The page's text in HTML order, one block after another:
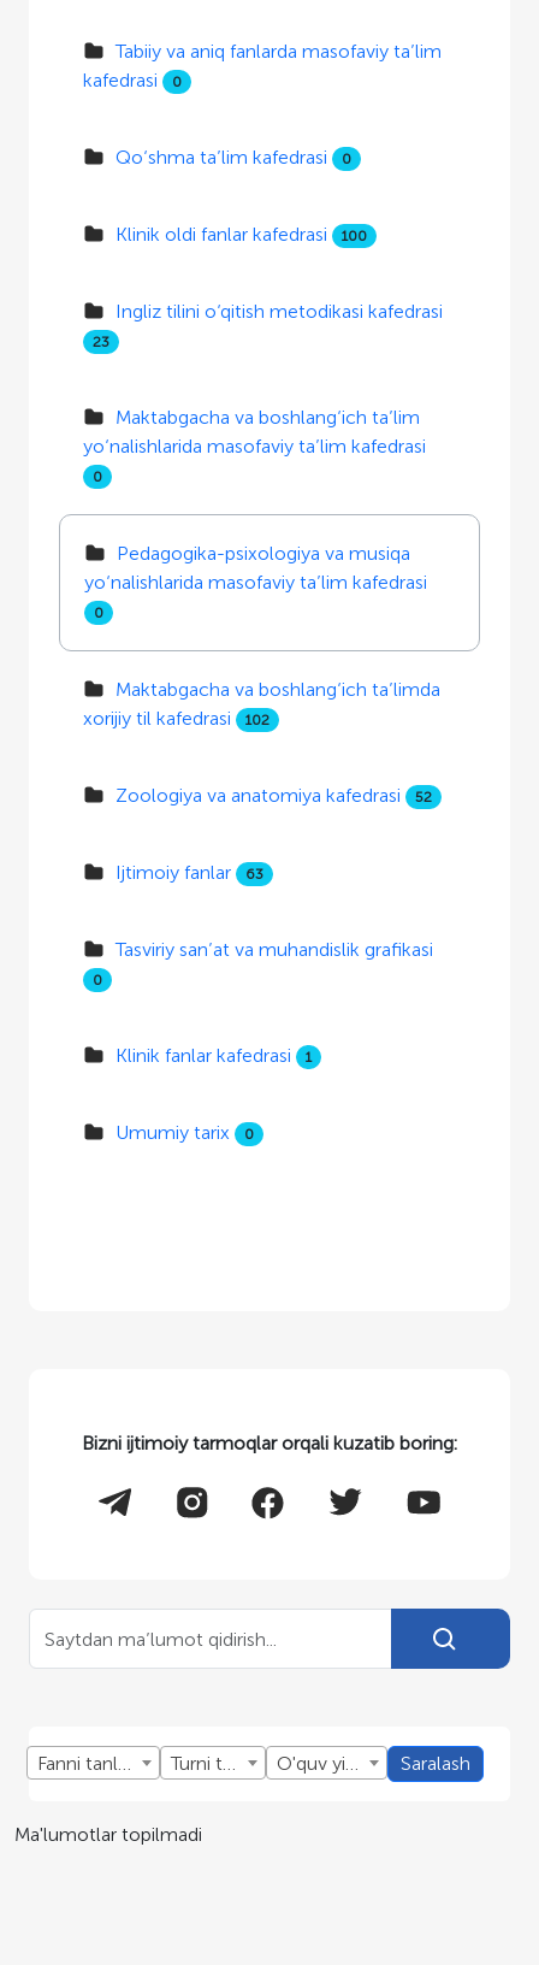
Tabiiy va aniq fanlarda masofaviy ta’lim
kafedrasi
0
Qo‘shma ta’lim kafedrasi 0
Klinik oldi fanlar kafedrasi 100
Ingliz tilini o‘qitish metodikasi kafedrasi
23
Maktabgacha va boshlang‘ich ta’lim
yo‘nalishlarida masofaviy ta’lim kafedrasi
0
Pedagogika-psixologiya va musiqa
yo‘nalishlarida masofaviy ta’lim kafedrasi
0
Maktabgacha va boshlang‘ich ta’limda
xorijiy til kafedrasi
102
Zoologiya va anatomiya kafedrasi 52
Ijtimoiy fanlar 63
Tasviriy san’at va muhandislik grafikasi
0
Klinik fanlar kafedrasi 1
Umumiy tarix 0
Bizni ijtimoiy tarmoqlar orqali kuzatib boring:
Fanni tanlang Turni tanlang O'quv yillini tanlang Saralash
Ma'lumotlar topilmadi